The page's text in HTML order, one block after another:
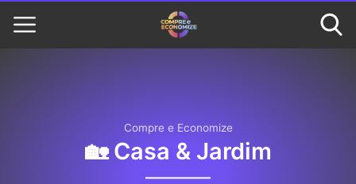
Compre e Economize
🏡 Casa & Jardim